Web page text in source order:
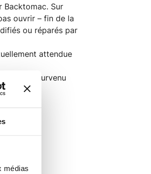
médias
Backtomac. Sur
ouvrir – fin de la
ou réparés par
attendue
chute) survenu